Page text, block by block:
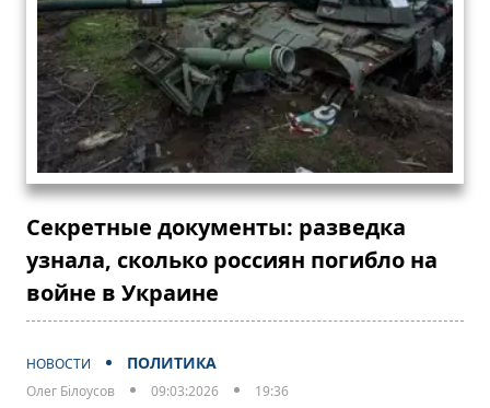
Секретные документы: разведка
узнала, сколько россиян погибло на
войне в Украине
НОВОСТИ ПОЛИТИКА
Олег Білоусов 09:03:2026 19:36